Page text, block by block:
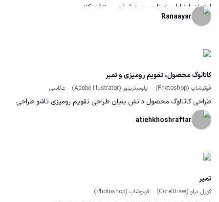
اعتماد، ارتباط و اصالت رو به شخص منتقل کنه.
Ranaayar
کاتالوگ محصول، تقویم رومیزی و تمبر
فوتوشاپ (Photoshop) ایلوستریتور (Adobe Illustrator) عکاسی
طراحی کاتالوگ محصول دانش بنیان طراحی تقویم رومیزی تاشو طراحی
تمبر اختصاصیatiehkhoshraftar
تمیر
کورل دراو (CorelDraw) فوتوشاپ (Photoshop)